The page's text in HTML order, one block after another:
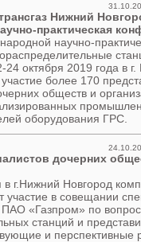
Нижний
практическая
научно-
24 октября 2019 года в
более 170
обществ и
оборудования ГРС.
дочерних
г.Нижний Новгород
в совещании
«Газпром» по
станций и
и перспективные